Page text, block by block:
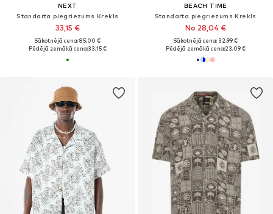
NEXT
Standarta piegriezums Krekls
33,15 €
Sākotnējā cena: 85,00 €
Pēdējā zemākā cena:33,15 €
BEACH TIME
Standarta piegriezums Krekls
No 28,04 €
Sākotnējā cena: 32,99 €
Pēdējā zemākā cena:23,09 €